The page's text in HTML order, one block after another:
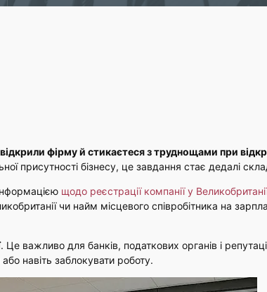
фірму й стикаєтеся з труднощами при
присутності бізнесу, це завдання стає дедалі
щодо реєстрації компанії у
чи найм місцевого співробітника на
. Це важливо для банків, податкових органів і
навіть заблокувати роботу.